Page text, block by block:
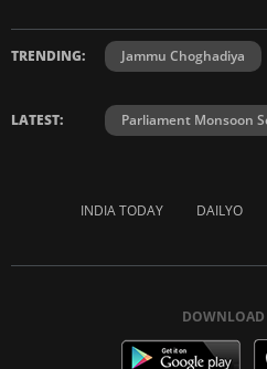
TRENDING: Jammu Choghadiya
LATEST: Parliament Monsoon
INDIA TODAY DAILYO
DOWNLOAD